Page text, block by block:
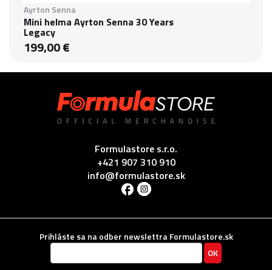
Ayrton Senna
Mini helma Ayrton Senna 30 Years
Legacy
199,00 €
Formulastore s.r.o.
+421 907 310 910
info@formulastore.sk
Prihláste sa na odber newslettra Formulastore.sk